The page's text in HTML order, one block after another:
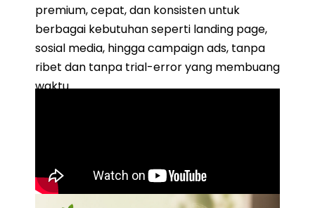
premium, cepat, dan konsisten untuk
berbagai kebutuhan seperti landing page,
sosial media, hingga campaign ads, tanpa
ribet dan tanpa trial-error yang membuang
waktu.